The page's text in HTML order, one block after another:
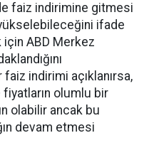
faiz indirimine gitmesi
ifade
için ABD Merkez
indirimi açıklanırsa,
olumlu bir
olabilir ancak bu
devam etmesi